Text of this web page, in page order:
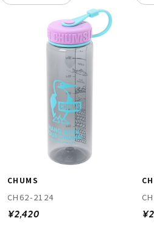
CHUMS
CH62-2124
¥2,420